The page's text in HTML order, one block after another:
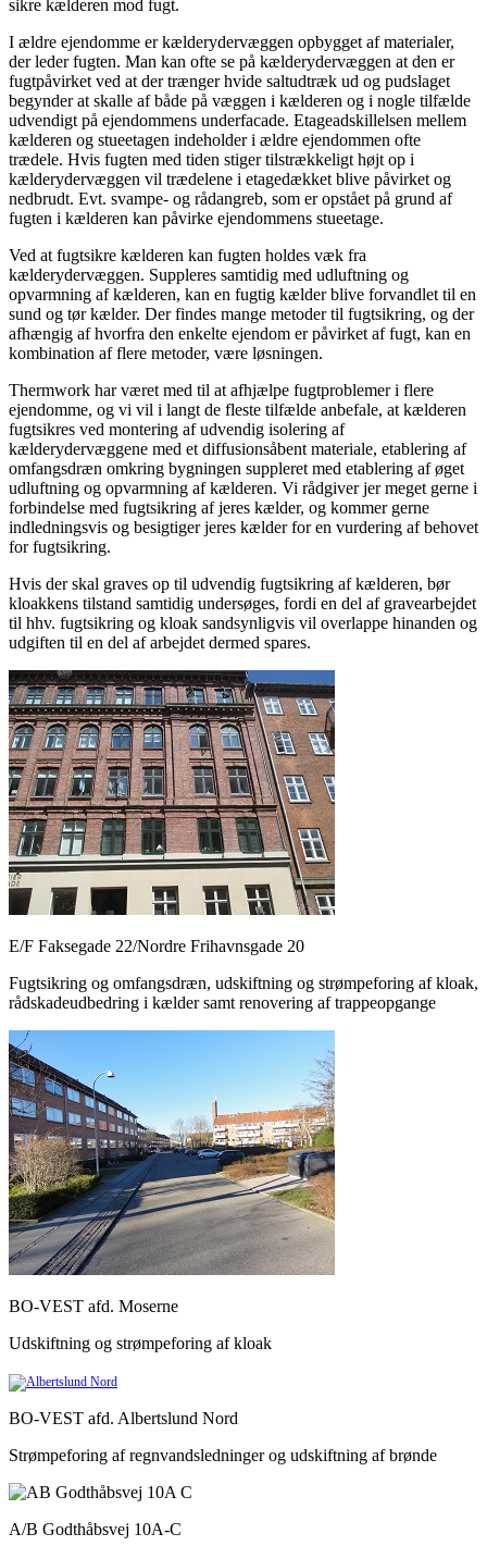
sikre kælderen mod fugt.
I ældre ejendomme er kælderydervæggen opbygget af materialer,
der leder fugten. Man kan ofte se på kælderydervæggen at den er
fugtpåvirket ved at der trænger hvide saltudtræk ud og pudslaget
begynder at skalle af både på væggen i kælderen og i nogle tilfælde
udvendigt på ejendommens underfacade. Etageadskillelsen mellem
kælderen og stueetagen indeholder i ældre ejendommen ofte
trædele. Hvis fugten med tiden stiger tilstrækkeligt højt op i
kælderydervæggen vil trædelene i etagedækket blive påvirket og
nedbrudt. Evt. svampe- og rådangreb, som er opstået på grund af
fugten i kælderen kan påvirke ejendommens stueetage.
Ved at fugtsikre kælderen kan fugten holdes væk fra
kælderydervæggen. Suppleres samtidig med udluftning og
opvarmning af kælderen, kan en fugtig kælder blive forvandlet til en
sund og tør kælder. Der findes mange metoder til fugtsikring, og der
afhængig af hvorfra den enkelte ejendom er påvirket af fugt, kan en
kombination af flere metoder, være løsningen.
Thermwork har været med til at afhjælpe fugtproblemer i flere
ejendomme, og vi vil i langt de fleste tilfælde anbefale, at kælderen
fugtsikres ved montering af udvendig isolering af
kælderydervæggene med et diffusionsåbent materiale, etablering af
omfangsdræn omkring bygningen suppleret med etablering af øget
udluftning og opvarmning af kælderen. Vi rådgiver jer meget gerne i
forbindelse med fugtsikring af jeres kælder, og kommer gerne
indledningsvis og besigtiger jeres kælder for en vurdering af behovet
for fugtsikring.
Hvis der skal graves op til udvendig fugtsikring af kælderen, bør
kloakkens tilstand samtidig undersøges, fordi en del af gravearbejdet
til hhv. fugtsikring og kloak sandsynligvis vil overlappe hinanden og
udgiften til en del af arbejdet dermed spares.
E/F Faksegade 22/Nordre Frihavnsgade 20
Fugtsikring og omfangsdræn, udskiftning og strømpeforing af kloak,
rådskadeudbedring i kælder samt renovering af trappeopgange
BO-VEST afd. Moserne
Udskiftning og strømpeforing af kloak
BO-VEST afd. Albertslund Nord
Strømpeforing af regnvandsledninger og udskiftning af brønde
A/B Godthåbsvej 10A-C